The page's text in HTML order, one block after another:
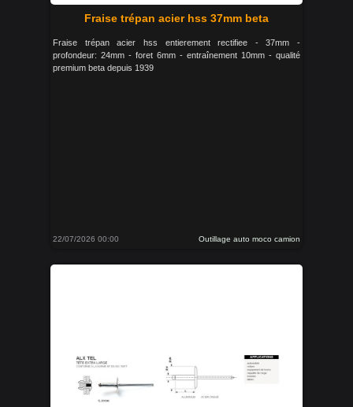
Fraise trépan acier hss 37mm beta
Fraise trépan acier hss entierement rectifiee - 37mm -
profondeur: 24mm - foret 6mm - entraînement 10mm - qualité
premium beta depuis 1939
22/07/2026 00:00 Outillage auto moco camion